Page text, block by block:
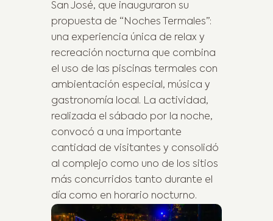
San José, que inauguraron su
propuesta de “Noches Termales”:
una experiencia única de relax y
recreación nocturna que combina
el uso de las piscinas termales con
ambientación especial, música y
gastronomía local. La actividad,
realizada el sábado por la noche,
convocó a una importante
cantidad de visitantes y consolidó
al complejo como uno de los sitios
más concurridos tanto durante el
día como en horario nocturno.